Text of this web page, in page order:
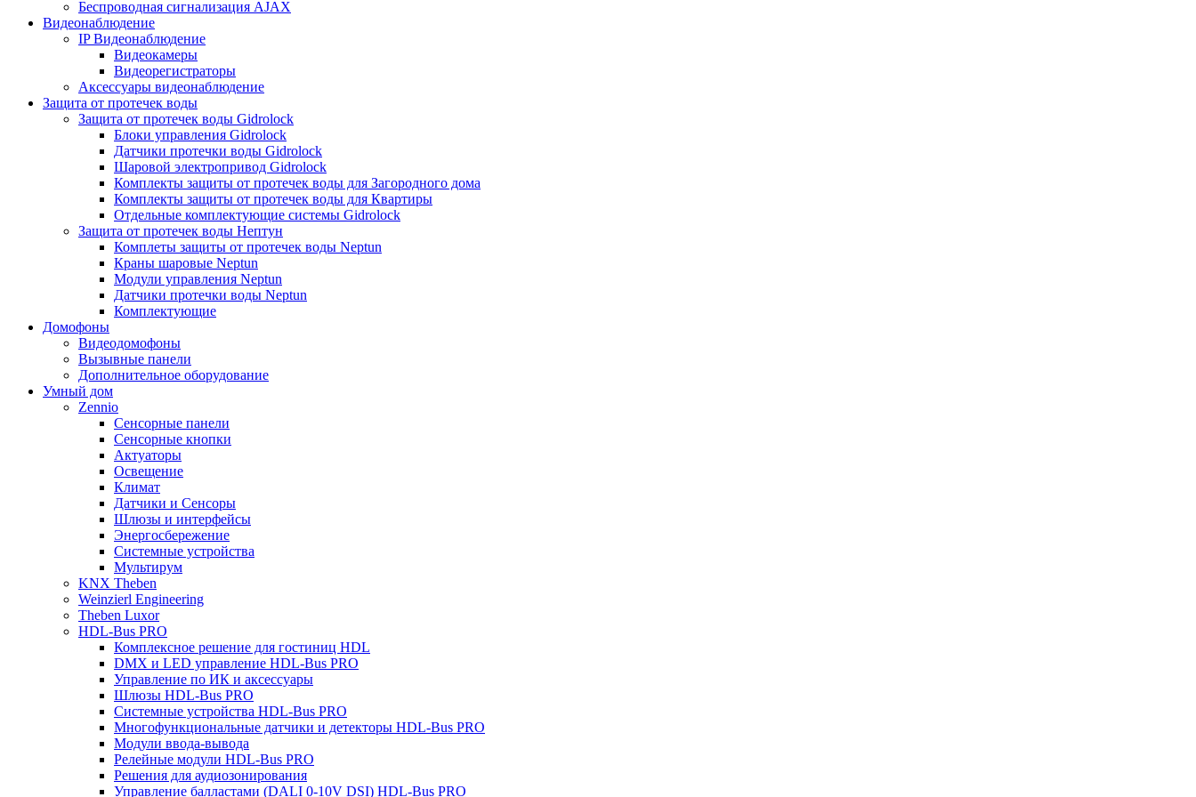
Беспроводная сигнализация AJAX
Видеонаблюдение
IP Видеонаблюдение
Видеокамеры
Видеорегистраторы
Аксессуары видеонаблюдение
Защита от протечек воды
Защита от протечек воды Gidrolock
Блоки управления Gidrolock
Датчики протечки воды Gidrolock
Шаровой электропривод Gidrolock
Комплекты защиты от протечек воды для Загородного дома
Комплекты защиты от протечек воды для Квартиры
Отдельные комплектующие системы Gidrolock
Защита от протечек воды Нептун
Комплеты защиты от протечек воды Neptun
Краны шаровые Neptun
Модули управления Neptun
Датчики протечки воды Neptun
Комплектующие
Домофоны
Видеодомофоны
Вызывные панели
Дополнительное оборудование
Умный дом
Zennio
Сенсорные панели
Сенсорные кнопки
Актуаторы
Освещение
Климат
Датчики и Сенсоры
Шлюзы и интерфейсы
Энергосбережение
Системные устройства
Мультирум
KNX Theben
Weinzierl Engineering
Theben Luxor
HDL-Bus PRO
Комплексное решение для гостиниц HDL
DMX и LED управление HDL-Bus PRO
Управление по ИК и аксессуары
Шлюзы HDL-Bus PRO
Системные устройства HDL-Bus PRO
Многофункциональные датчики и детекторы HDL-Bus PRO
Модули ввода-вывода
Релейные модули HDL-Bus PRO
Решения для аудиозонирования
Управление балластами (DALI 0-10V DSI) HDL-Bus PRO